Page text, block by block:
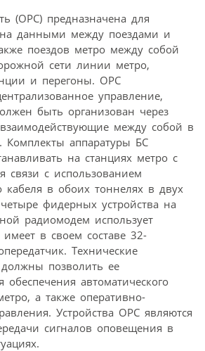
(ОРС) предназначена для
данными между поездами и
поездов метро между собой
сети линии метро,
и перегоны. ОРС
управление,
быть организован через
между собой в
Комплекты аппаратуры БС
на станциях метро с
связи с использованием
кабеля в обоих тоннелях в двух
фидерных устройства на
радиомодем использует
в своем составе 32-
Технические
позволить ее
обеспечения автоматического
а также оперативно-
Устройства ОРС являются
сигналов оповещения в